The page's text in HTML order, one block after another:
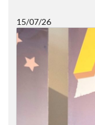
15/07/26